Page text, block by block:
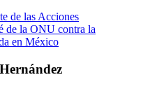
de las Acciones
de la ONU contra la
en México